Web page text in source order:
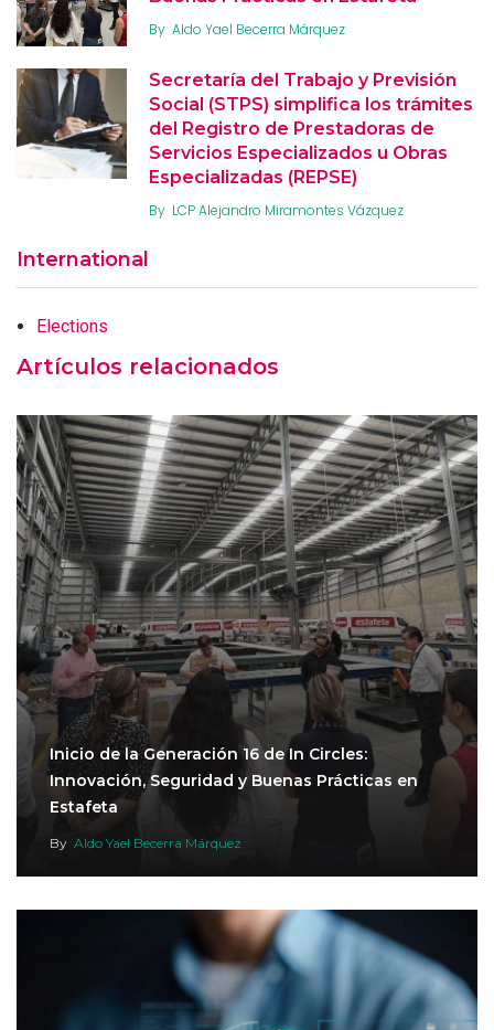
By Aldo Yael Becerra Márquez
Secretaría del Trabajo y Previsión
Social (STPS) simplifica los trámites
del Registro de Prestadoras de
Servicios Especializados u Obras
Especializadas (REPSE)
By LCP Alejandro Miramontes Vázquez
International
Elections
Artículos relacionados
Inicio de la Generación 16 de In Circles:
Innovación, Seguridad y Buenas Prácticas en
Estafeta
By Aldo Yael Becerra Márquez